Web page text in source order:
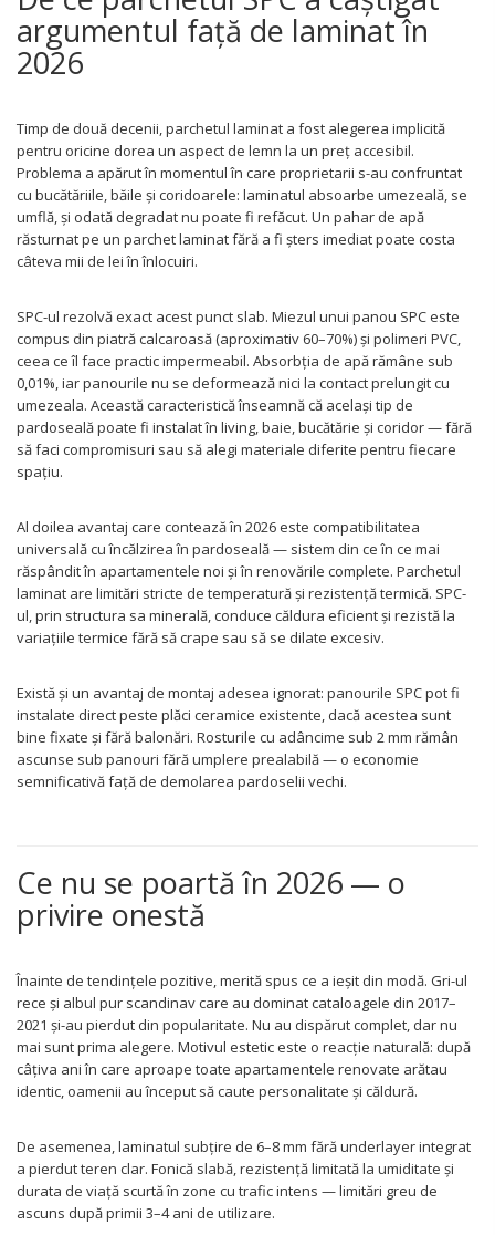
argumentul față de laminat în
2026
Timp de două decenii, parchetul laminat a fost alegerea implicită
pentru oricine dorea un aspect de lemn la un preț accesibil.
Problema a apărut în momentul în care proprietarii s-au confruntat
cu bucătăriile, băile și coridoarele: laminatul absoarbe umezeală, se
umflă, și odată degradat nu poate fi refăcut. Un pahar de apă
răsturnat pe un parchet laminat fără a fi șters imediat poate costa
câteva mii de lei în înlocuiri.
SPC-ul rezolvă exact acest punct slab. Miezul unui panou SPC este
compus din piatră calcaroasă (aproximativ 60–70%) și polimeri PVC,
ceea ce îl face practic impermeabil. Absorbția de apă rămâne sub
0,01%, iar panourile nu se deformează nici la contact prelungit cu
umezeala. Această caracteristică înseamnă că același tip de
pardoseală poate fi instalat în living, baie, bucătărie și coridor — fără
să faci compromisuri sau să alegi materiale diferite pentru fiecare
spațiu.
Al doilea avantaj care contează în 2026 este compatibilitatea
universală cu încălzirea în pardoseală — sistem din ce în ce mai
răspândit în apartamentele noi și în renovările complete. Parchetul
laminat are limitări stricte de temperatură și rezistență termică. SPC-
ul, prin structura sa minerală, conduce căldura eficient și rezistă la
variațiile termice fără să crape sau să se dilate excesiv.
Există și un avantaj de montaj adesea ignorat: panourile SPC pot fi
instalate direct peste plăci ceramice existente, dacă acestea sunt
bine fixate și fără balonări. Rosturile cu adâncime sub 2 mm rămân
ascunse sub panouri fără umplere prealabilă — o economie
semnificativă față de demolarea pardoselii vechi.
Ce nu se poartă în 2026 — o
privire onestă
Înainte de tendințele pozitive, merită spus ce a ieșit din modă. Gri-ul
rece și albul pur scandinav care au dominat cataloagele din 2017–
2021 și-au pierdut din popularitate. Nu au dispărut complet, dar nu
mai sunt prima alegere. Motivul estetic este o reacție naturală: după
câțiva ani în care aproape toate apartamentele renovate arătau
identic, oamenii au început să caute personalitate și căldură.
De asemenea, laminatul subțire de 6–8 mm fără underlayer integrat
a pierdut teren clar. Fonică slabă, rezistență limitată la umiditate și
durata de viață scurtă în zone cu trafic intens — limitări greu de
ascuns după primii 3–4 ani de utilizare.